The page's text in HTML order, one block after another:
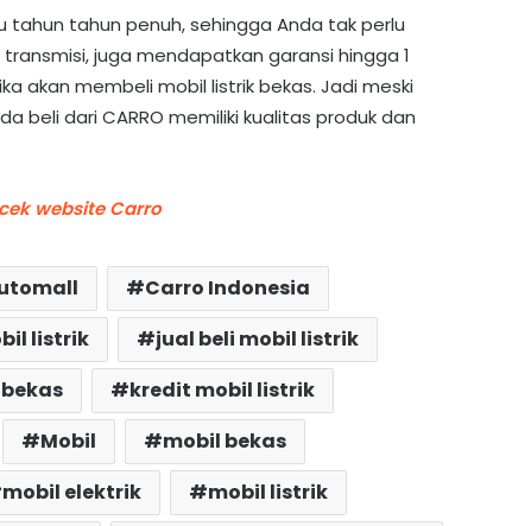
tahun tahun penuh, sehingga Anda tak perlu
juga mendapatkan garansi hingga 1
akan membeli mobil listrik bekas. Jadi meski
beli dari CARRO memiliki kualitas produk dan
website Carro
Carro Indonesia
listrik
jual beli mobil listrik
kredit mobil listrik
Mobil
mobil bekas
mobil elektrik
mobil listrik